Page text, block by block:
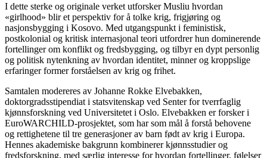
I dette sterke og originale verket utforsker Musliu hvordan
«girlhood» blir et perspektiv for å tolke krig, frigjøring og
nasjonsbygging i Kosovo. Med utgangspunkt i feministisk,
postkolonial og kritisk internasjonal teori utfordrer hun dominerende
fortellinger om konflikt og fredsbygging, og tilbyr en dypt personlig
og politisk nytenkning av hvordan identitet, minner og kroppslige
erfaringer former forståelsen av krig og frihet.
Samtalen modereres av Johanne Rokke Elvebakken,
doktorgradsstipendiat i statsvitenskap ved Senter for tverrfaglig
kjønnsforskning ved Universitetet i Oslo. Elvebakken er forsker i
EuroWARCHILD-prosjektet, som har som mål å forstå behovene
og rettighetene til tre generasjoner av barn født av krig i Europa.
Hennes akademiske bakgrunn kombinerer kjønnsstudier og
fredsforskning, med særlig interesse for hvordan fortellinger, følelser